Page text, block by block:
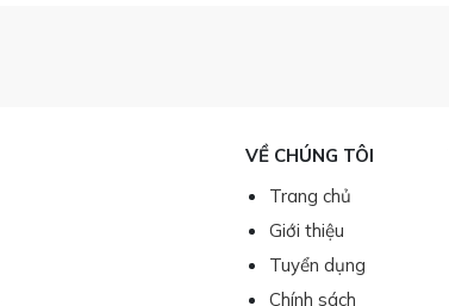
VỀ CHÚNG TÔI
Trang chủ
Giới thiệu
Tuyển dụng
Chính sách